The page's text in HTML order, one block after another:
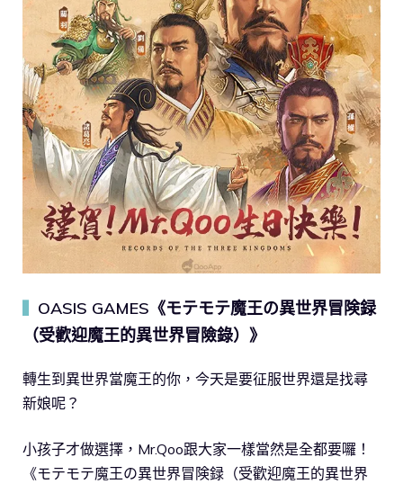
OASIS GAMES《モテモテ魔王の異世界冒険録
（受歡迎魔王的異世界冒險錄）》
轉生到異世界當魔王的你，今天是要征服世界還是找尋
新娘呢？
小孩子才做選擇，Mr.Qoo跟大家一樣當然是全都要囉！
《モテモテ魔王の異世界冒険録（受歡迎魔王的異世界